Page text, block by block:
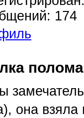
174
она взяла